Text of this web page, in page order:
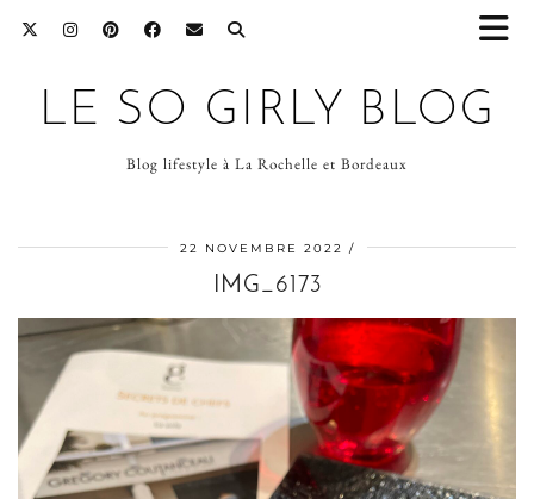
LE SO GIRLY BLOG
Blog lifestyle à La Rochelle et Bordeaux
22 NOVEMBRE 2022
IMG_6173